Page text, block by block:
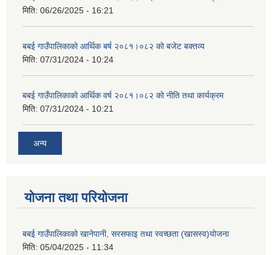
मिति: 06/26/2025 - 16:21
बबई गाउँपालिकाको आर्थिक बर्ष २०८१।०८२ को बजेट बक्तव्य
मिति: 07/31/2024 - 10:24
बबई गाउँपालिकाको आर्थिक वर्ष २०८१।०८२ को नीति तथा कार्यक्रम
मिति: 07/31/2024 - 10:21
अन्य
योजना तथा परियोजना
बबई गाउँपालिकाको खानेपानी, सरसफाइ तथा स्वच्छता (खासस्व)योजना
मिति: 05/04/2025 - 11:34